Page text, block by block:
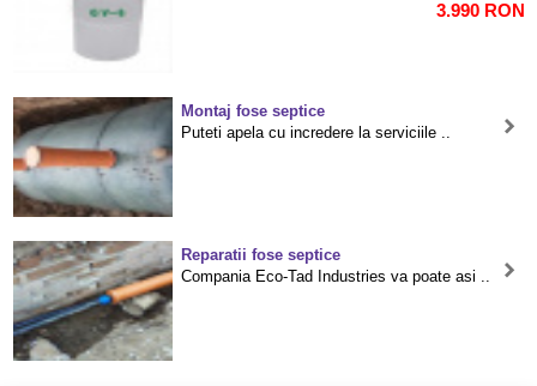
3.990 RON
Montaj fose septice
Puteti apela cu incredere la serviciile ..
Reparatii fose septice
Compania Eco-Tad Industries va poate asi ..